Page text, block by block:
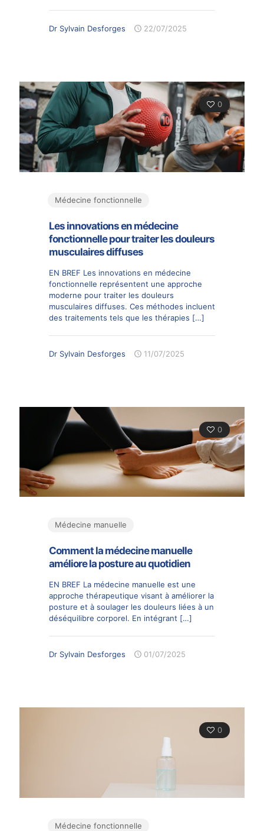
Dr Sylvain Desforges 22/07/2025
0
Médecine fonctionnelle
Les innovations en médecine
fonctionnelle pour traiter les douleurs
musculaires diffuses
EN BREF Les innovations en médecine
fonctionnelle représentent une approche
moderne pour traiter les douleurs
musculaires diffuses. Ces méthodes incluent
des traitements tels que les thérapies […]
Dr Sylvain Desforges 11/07/2025
0
Médecine manuelle
Comment la médecine manuelle
améliore la posture au quotidien
EN BREF La médecine manuelle est une
approche thérapeutique visant à améliorer la
posture et à soulager les douleurs liées à un
déséquilibre corporel. En intégrant […]
Dr Sylvain Desforges 01/07/2025
0
Médecine fonctionnelle